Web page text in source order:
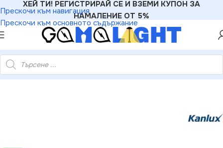
Прескочи към навигация
Прескочи към основното съдържание
ХЕЙ ТИ! РЕГИСТРИРАЙ СЕ И ВЗЕМИ КУПОН ЗА
НАМАЛЕНИЕ ОТ 5%
»Розетки»Kanlux 25219 Крайно гнездо R-TV LOGI